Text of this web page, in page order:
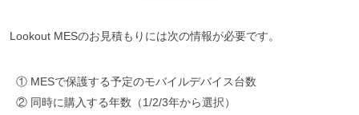
Lookout MESのお見積もりには次の情報が必要です。
① MESで保護する予定のモバイルデバイス台数
② 同時に購入する年数（1/2/3年から選択）